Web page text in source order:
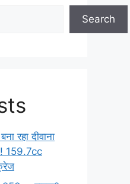
Search
रहा दीवाना
159.7cc